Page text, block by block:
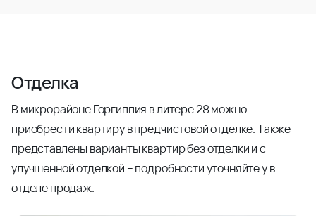
Отделка
В микрорайоне Горгиппия в литере 28 можно
приобрести квартиру в предчистовой отделке. Также
представлены варианты квартир без отделки и с
улучшенной отделкой – подробности уточняйте у в
отделе продаж.